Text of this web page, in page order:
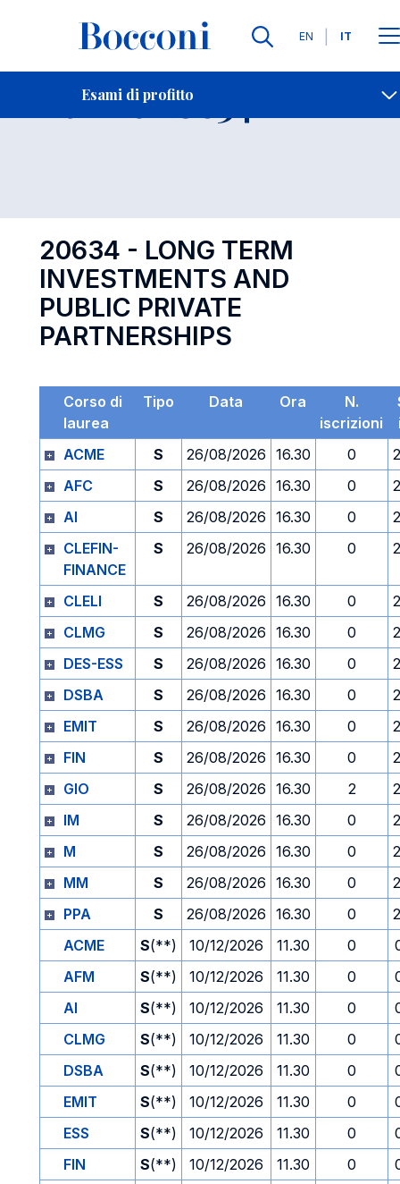
Lingue
EN IT
Esami di profitto
Contatti
Esame 20634 Open
20634 - LONG TERM
INVESTMENTS AND
PUBLIC PRIVATE
PARTNERSHIPS
Corso di
laurea
Tipo Data Ora
N.
iscrizioni
ACME
S 26/08/2026 16.30 0
AFC
S 26/08/2026 16.30 0
AI
S 26/08/2026 16.30 0
CLEFIN-
FINANCE
S 26/08/2026 16.30 0
CLELI S 26/08/2026 16.30 0
CLMG
S 26/08/2026 16.30 0
DES-ESS
S 26/08/2026 16.30 0
DSBA
S 26/08/2026 16.30 0
EMIT
S 26/08/2026 16.30 0
FIN
S 26/08/2026 16.30 0
GIO
S 26/08/2026 16.30 2
IM
S 26/08/2026 16.30 0
M
S 26/08/2026 16.30 0
MM
S 26/08/2026 16.30 0
PPA
S 26/08/2026 16.30 0
ACME
S(**) 10/12/2026 11.30 0
AFM
S(**) 10/12/2026 11.30 0
AI
S(**) 10/12/2026 11.30 0
CLMG
S(**) 10/12/2026 11.30 0
DSBA
S(**) 10/12/2026 11.30 0
EMIT
S(**) 10/12/2026 11.30 0
ESS
S(**) 10/12/2026 11.30 0
FIN
S(**) 10/12/2026 11.30 0